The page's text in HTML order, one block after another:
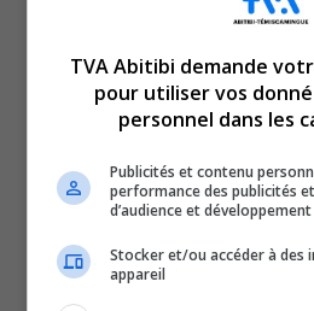
autrement,
autrement, est-
synonyme
TVA Abitibi demande
pour utiliser vos
personnel dans les
Publicités et contenu
performance des publicités
d’audience et
Stocker et/ou accéder à des
appareil